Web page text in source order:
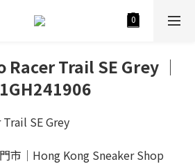
Racer Trail SE Grey │
SE Grey
市│Hong Kong Sneaker Shop